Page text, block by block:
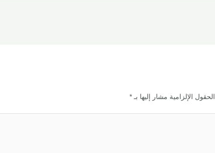
الحقول الإلزامية مشار إليها بـ*